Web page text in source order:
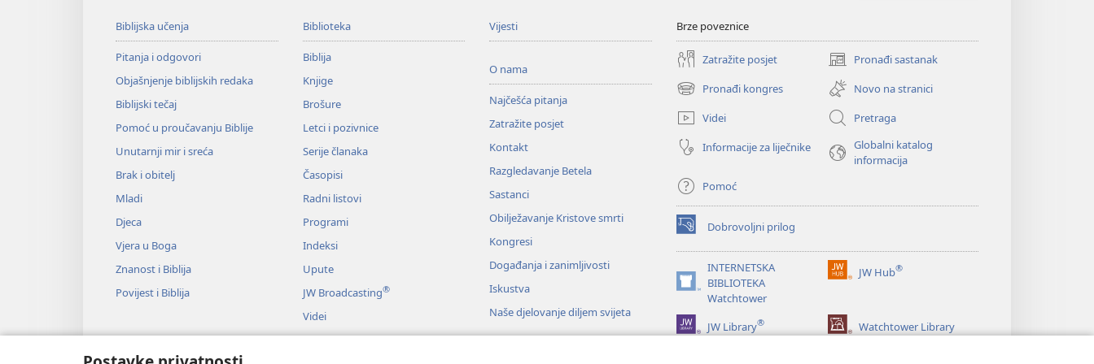
Biblijska učenja
Pitanja i odgovori
Objašnjenje biblijskih redaka
Biblijski tečaj
Pomoć u proučavanju Biblije
Unutarnji mir i sreća
Brak i obitelj
Mladi
Djeca
Vjera u Boga
Znanost i Biblija
Povijest i Biblija
Biblioteka
Biblija
Knjige
Brošure
Letci i pozivnice
Serije članaka
Časopisi
Radni listovi
Programi
Indeksi
Upute
JW Broadcasting®
Videi
Glazba
Vijesti
O nama
Najčešća pitanja
Zatražite posjet
Kontakt
Razgledavanje Betela
Sastanci
Obilježavanje Kristove smrti
Kongresi
Događanja i zanimljivosti
Iskustva
Naše djelovanje diljem svijeta
Brze poveznice
Zatražite posjet Pronađi sastanak
(otvara
se
novi
prozor)
Pronađi kongres
(otvara
se
novi
prozor)
Novo na stranici
Videi
Pretraga
Informacije za liječnike
Globalni katalog
informacija
Pomoć
Dobrovoljni prilog
(otvara
se
prozor)
INTERNETSKA
BIBLIOTEKA
Watchtower
(otvara
novi
prozor)
JW Hub®
(otvara
prozor)
JW Library® Watchtower Library